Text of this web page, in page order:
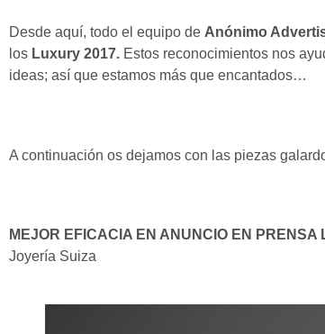
Desde aquí, todo el equipo de Anónimo
los Luxury 2017. Estos reconocimientos nos
ideas; así que estamos más que encantados…
A continuación os dejamos con las piezas
MEJOR EFICACIA EN ANUNCIO EN PRENSA
Joyería Suiza